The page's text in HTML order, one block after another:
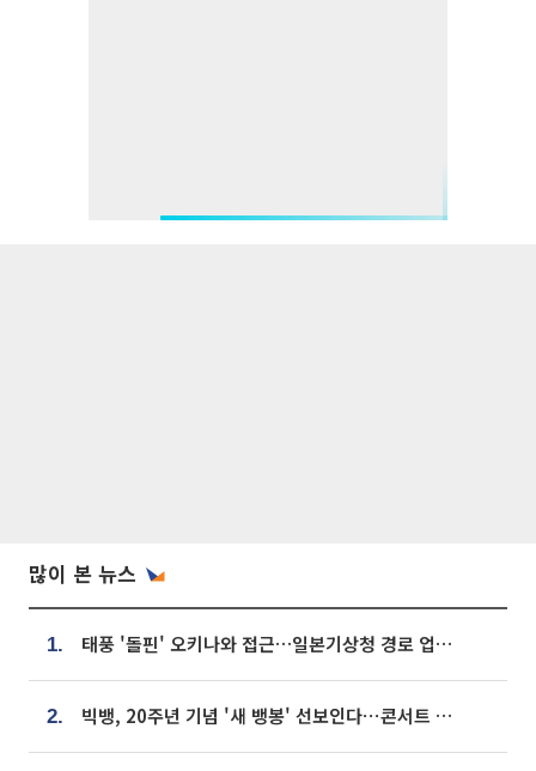
많이 본 뉴스
1. 태풍 '돌핀' 오키나와 접근…일본기상청 경로 업데이트
2. 빅뱅, 20주년 기념 '새 뱅봉' 선보인다⋯콘서트 앞두고 팝업 개최